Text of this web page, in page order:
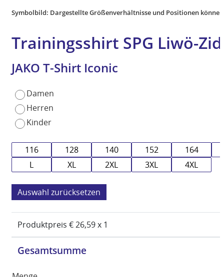
Symbolbild: Dargestellte Größenverhältnisse und Positionen
Trainingsshirt SPG Liwö-
JAKO T-Shirt Iconic
Damen
Herren
Kinder
116 128 140 152
164
L
XL 2XL 3XL 4XL
zurücksetzen
Produktpreis €26,59x 1
Gesamtsumme